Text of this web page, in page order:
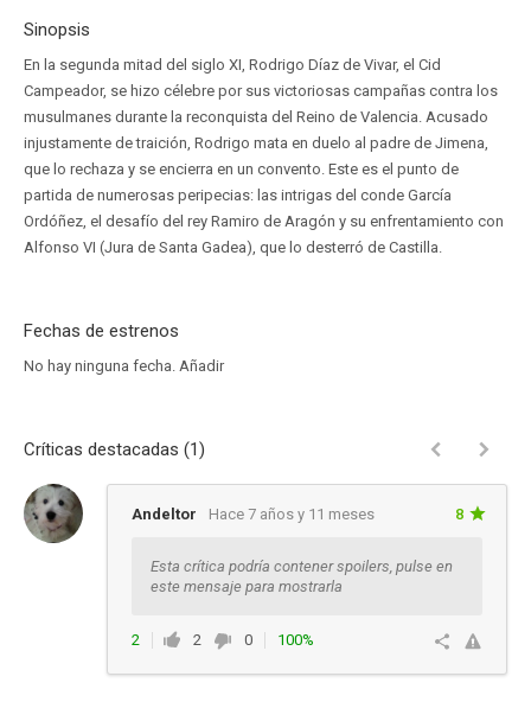
Sinopsis
En la segunda mitad del siglo XI, Rodrigo Díaz de Vivar, el Cid
Campeador, se hizo célebre por sus victoriosas campañas contra los
musulmanes durante la reconquista del Reino de Valencia. Acusado
injustamente de traición, Rodrigo mata en duelo al padre de Jimena,
que lo rechaza y se encierra en un convento. Este es el punto de
partida de numerosas peripecias: las intrigas del conde García
Ordóñez, el desafío del rey Ramiro de Aragón y su enfrentamiento con
Alfonso VI (Jura de Santa Gadea), que lo desterró de Castilla.
Fechas de estrenos
No hay ninguna fecha. Añadir
Críticas destacadas (1)
Andeltor Hace 7 años y 11 meses 8
Esta crítica podría contener spoilers, pulse en
este mensaje para mostrarla
2 2 0
100%